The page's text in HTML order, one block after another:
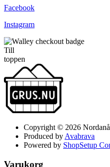
Facebook
Instagram
Till
toppen
Copyright © 2026
Produced by Avabrava
Powered by ShopSetup
Varukorg